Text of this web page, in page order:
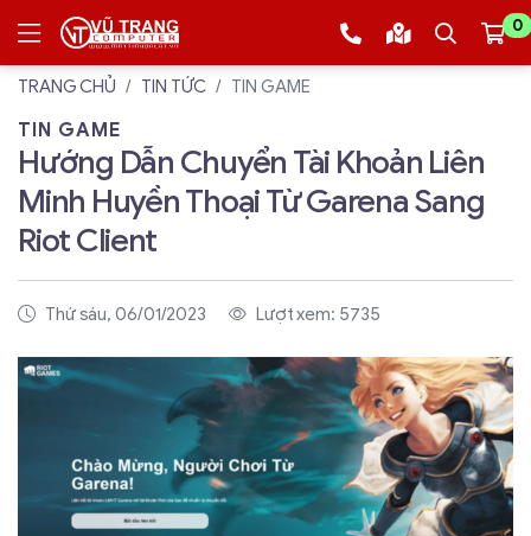
0
TRANG CHỦ TIN TỨC TIN GAME
TIN GAME
Hướng Dẫn Chuyển Tài Khoản Liên
Minh Huyền Thoại Từ Garena Sang
Riot Client
Thứ sáu, 06/01/2023 Lượt xem: 5735